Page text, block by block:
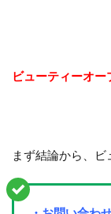
ビューティーオー
まず結論から、